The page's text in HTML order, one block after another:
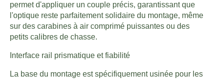
permet d'appliquer un couple précis, garantissant que
l'optique reste parfaitement solidaire du montage, même
sur des carabines à air comprimé puissantes ou des
petits calibres de chasse.
Interface rail prismatique et fiabilité
La base du montage est spécifiquement usinée pour les